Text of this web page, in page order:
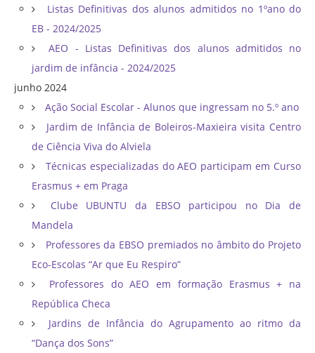
Listas Definitivas dos alunos admitidos no 1ºano do
EB - 2024/2025
AEO - Listas Definitivas dos alunos admitidos no
jardim de infância - 2024/2025
junho 2024
Ação Social Escolar - Alunos que ingressam no 5.º ano
Jardim de Infância de Boleiros-Maxieira visita Centro
de Ciência Viva do Alviela
Técnicas especializadas do AEO participam em Curso
Erasmus + em Praga
Clube UBUNTU da EBSO participou no Dia de
Mandela
Professores da EBSO premiados no âmbito do Projeto
Eco-Escolas “Ar que Eu Respiro”
Professores do AEO em formação Erasmus + na
República Checa
Jardins de Infância do Agrupamento ao ritmo da
“Dança dos Sons”